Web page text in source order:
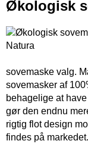
Økologisk
sovemaske valg.
sovemasker af
behagelige at
gør den endnu
rigtig flot design
findes på markedet.